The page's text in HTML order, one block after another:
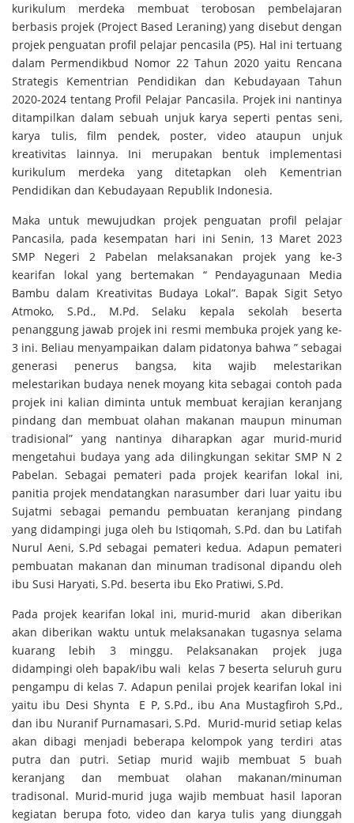
kurikulum merdeka membuat terobosan pembelajaran
berbasis projek (Project Based Leraning) yang disebut dengan
projek penguatan profil pelajar pencasila (P5). Hal ini tertuang
dalam Permendikbud Nomor 22 Tahun 2020 yaitu Rencana
Strategis Kementrian Pendidikan dan Kebudayaan Tahun
2020-2024 tentang Profil Pelajar Pancasila. Projek ini nantinya
ditampilkan dalam sebuah unjuk karya seperti pentas seni,
karya tulis, film pendek, poster, video ataupun unjuk
kreativitas lainnya. Ini merupakan bentuk implementasi
kurikulum merdeka yang ditetapkan oleh Kementrian
Pendidikan dan Kebudayaan Republik Indonesia.
Maka untuk mewujudkan projek penguatan profil pelajar
Pancasila, pada kesempatan hari ini Senin, 13 Maret 2023
SMP Negeri 2 Pabelan melaksanakan projek yang ke-3
kearifan lokal yang bertemakan “ Pendayagunaan Media
Bambu dalam Kreativitas Budaya Lokal”. Bapak Sigit Setyo
Atmoko, S.Pd., M.Pd. Selaku kepala sekolah beserta
penanggung jawab projek ini resmi membuka projek yang ke-
3 ini. Beliau menyampaikan dalam pidatonya bahwa ” sebagai
generasi penerus bangsa, kita wajib melestarikan
melestarikan budaya nenek moyang kita sebagai contoh pada
projek ini kalian diminta untuk membuat kerajian keranjang
pindang dan membuat olahan makanan maupun minuman
tradisional” yang nantinya diharapkan agar murid-murid
mengetahui budaya yang ada dilingkungan sekitar SMP N 2
Pabelan. Sebagai pemateri pada projek kearifan lokal ini,
panitia projek mendatangkan narasumber dari luar yaitu ibu
Sujatmi sebagai pemandu pembuatan keranjang pindang
yang didampingi juga oleh bu Istiqomah, S.Pd. dan bu Latifah
Nurul Aeni, S.Pd sebagai pemateri kedua. Adapun pemateri
pembuatan makanan dan minuman tradisonal dipandu oleh
ibu Susi Haryati, S.Pd. beserta ibu Eko Pratiwi, S.Pd.
Pada projek kearifan lokal ini, murid-murid akan diberikan
akan diberikan waktu untuk melaksanakan tugasnya selama
kuarang lebih 3 minggu. Pelaksanakan projek juga
didampingi oleh bapak/ibu wali kelas 7 beserta seluruh guru
pengampu di kelas 7. Adapun penilai projek kearifan lokal ini
yaitu ibu Desi Shynta E P, S.Pd., ibu Ana Mustagfiroh S,Pd.,
dan ibu Nuranif Purnamasari, S.Pd. Murid-murid setiap kelas
akan dibagi menjadi beberapa kelompok yang terdiri atas
putra dan putri. Setiap murid wajib membuat 5 buah
keranjang dan membuat olahan makanan/minuman
tradisonal. Murid-murid juga wajib membuat hasil laporan
kegiatan berupa foto, video dan karya tulis yang diunggah